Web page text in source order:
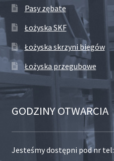
Pasy zębate
Łożyska SKF
Łożyska skrzyni biegów
Łożyska przegubowe
GODZINY OTWARCIA
Jesteśmy dostępni pod nr tel: